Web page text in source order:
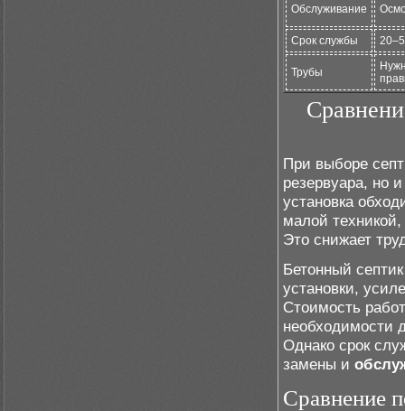
Обслуживание
Срок службы
Трубы
При выборе
резервуара, но
установка
малой
Это снижает
Бетонный
установки,
Стоимость
необходимости
Однако срок
замены и
Сравнение